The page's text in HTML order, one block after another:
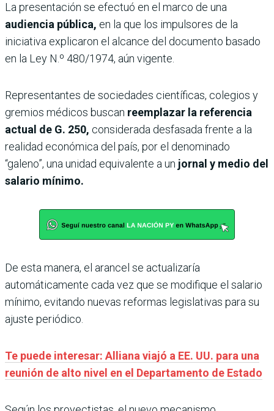
La presentación se efectuó en el marco de una
audiencia pública, en la que los impulsores de la
iniciativa explicaron el alcance del documento basado
en la Ley N.º 480/1974, aún vigente.
Representantes de sociedades científicas, colegios y
gremios médicos buscan reemplazar la referencia
actual de G. 250, considerada desfasada frente a la
realidad económica del país, por el denominado
“galeno”, una unidad equivalente a un jornal y medio del
salario mínimo.
De esta manera, el arancel se actualizaría
automáticamente cada vez que se modifique el salario
mínimo, evitando nuevas reformas legislativas para su
ajuste periódico.
Te puede interesar: Alliana viajó a EE. UU. para una
reunión de alto nivel en el Departamento de Estado